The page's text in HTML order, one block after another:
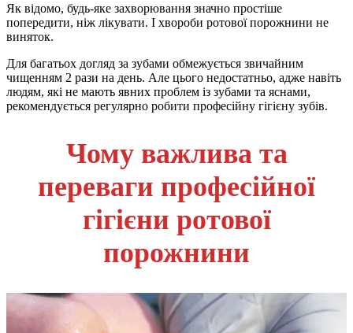
Як відомо, будь-яке захворювання значно простіше
попередити, ніж лікувати. І хвороби ротової порожнини не
виняток.
Для багатьох догляд за зубами обмежується звичайним
чищенням 2 рази на день. Але цього недостатньо, адже навіть
людям, які не мають явних проблем із зубами та яснами,
рекомендується регулярно робити професійну гігієну зубів.
Чому важлива та
переваги професійної
гігієни ротової
порожнини